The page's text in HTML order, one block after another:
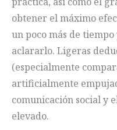
obtener el máximo
un poco más de
aclararlo. Ligeras
(especialmente
artificialmente
comunicación social y
elevado.